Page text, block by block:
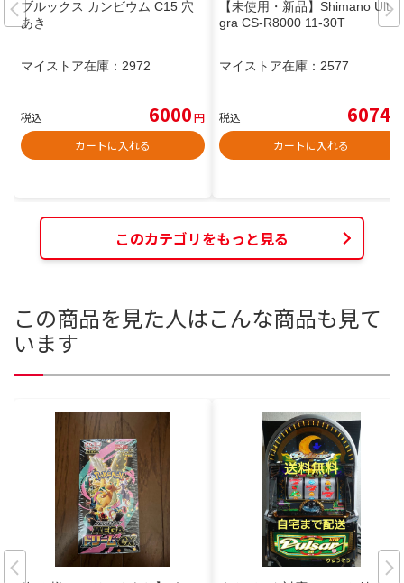
ブルックス カンビウム C15 穴
あき
マイストア在庫： 2972
税込 6000円
カートに入れる
【未使用・新品】Shimano Ulte
gra CS-R8000 11-30T
マイストア在庫： 2577
税込 6074
カートに入れる
このカテゴリをもっと見る
この商品を見た人はこんな商品も見て
います